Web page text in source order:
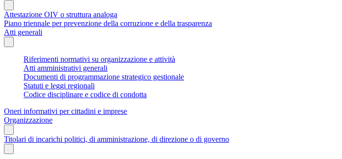
Attestazione OIV o struttura analoga
Piano triennale per prevenzione della corruzione e della trasparenza
Atti generali
Riferimenti normativi su organizzazione e attività
Atti amministrativi generali
Documenti di programmazione strategico gestionale
Statuti e leggi regionali
Codice disciplinare e codice di condotta
Oneri informativi per cittadini e imprese
Organizzazione
Titolari di incarichi politici, di amministrazione, di direzione o di governo